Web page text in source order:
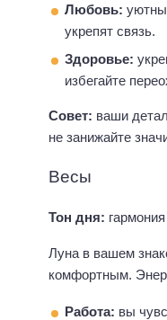
Любовь:
укрепят связь.
Здоровье:
избегайте
Совет: ваши
не занижайте
Весы
Тон дня:
Луна в вашем
комфортным.
Работа: вы